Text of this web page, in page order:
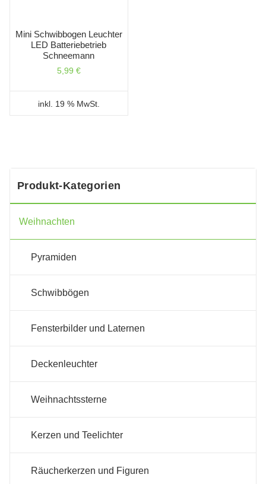
Mini Schwibbogen Leuchter
LED Batteriebetrieb
Schneemann
5,99 €
inkl. 19 % MwSt.
Produkt-Kategorien
Weihnachten
Pyramiden
Schwibbögen
Fensterbilder und Laternen
Deckenleuchter
Weihnachtssterne
Kerzen und Teelichter
Räucherkerzen und Figuren